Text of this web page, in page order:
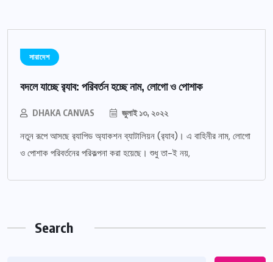
সারাদেশ
বদলে যাচ্ছে র‌্যাব: পরিবর্তন হচ্ছে নাম, লোগো ও পোশাক
DHAKA CANVAS জুলাই ১৩, ২০২২
নতুন রূপে আসছে র‌্যাপিড অ্যাকশন ব্যাটালিয়ন (র‌্যাব)। এ বাহিনীর নাম, লোগো
ও পোশাক পরিবর্তনের পরিকল্পনা করা হয়েছে। শুধু তা-ই নয়,
Search